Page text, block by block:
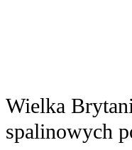
Wielka
spalinowych